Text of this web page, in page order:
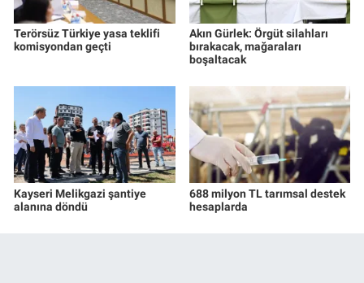
Terörsüz Türkiye yasa teklifi
komisyondan geçti
Akın Gürlek: Örgüt silahları
bırakacak, mağaraları
boşaltacak
Kayseri Melikgazi şantiye
alanına döndü
688 milyon TL tarımsal destek
hesaplarda